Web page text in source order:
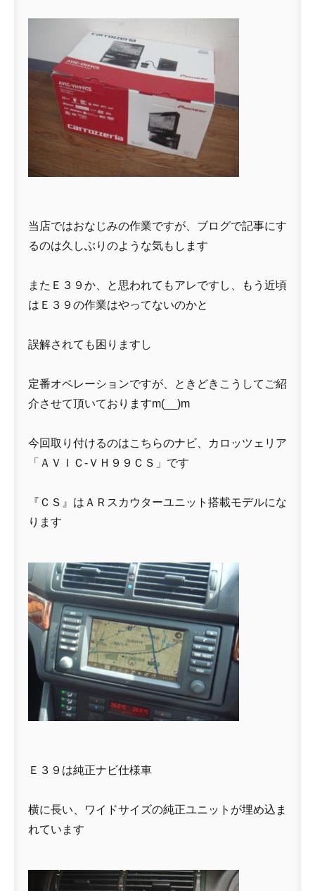
当店ではおなじみの作業ですが、ブログで記事にす
るのは久しぶりのような気もします
またＥ３９か、と思われてもアレですし、もう近頃
はＥ３９の作業はやってないのかと
誤解されても困りますし
定番オペレーションですが、ときどきこうしてご紹
介させて頂いておりますm(__)m
今回取り付けるのはこちらのナビ、カロッツェリア
「ＡＶＩＣ-ＶＨ９９ＣＳ」です
『ＣＳ』はＡＲスカウターユニット搭載モデルにな
ります
Ｅ３９は純正ナビ仕様車
横に長い、ワイドサイズの純正ユニットが埋め込ま
れています